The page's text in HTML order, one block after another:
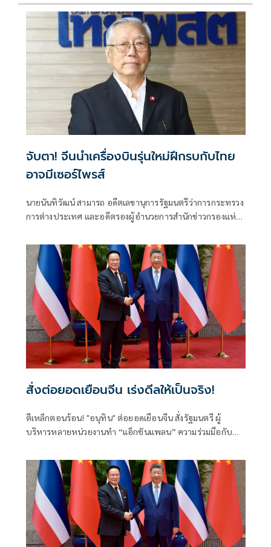
จับตา! จีนนำเครื่องบินรุ่นใหม่ฝึกรบกับไทย
อาจมีเซอร์ไพรส์
นายนันทิวัฒน์ สามารถ อดีตเลขานุการรัฐมนตรีว่าการกระทรวง
การต่างประเทศ และอดีตรองผู้อำนวยการสำนักข่าวกรองแห่ง
สั่งต่อยอดเยือนจีน เร่งดีลให้เป็นจริง!
ตีเหล็กตอนร้อน! "อนุทิน" ต่อยอดเยือนจีน สั่งรัฐมนตรี ผู้
บริหารหลายหน่วยงานทำ “แอ็กชันแพลน” ความร่วมมือกับ
การปราบปรามอาชญากรรมข้ามชาติ การท่องเที่ยว เทคโนโลยี
แห่งอนาคตทั้งเอไอและอีวี ชูวิศวกรการเมืองฝ่าวิกฤตโลกไร้
ระเบียบ ลุยปฏิรูปราชการ-สร้างคน ดันเศรษฐกิจกระจายตัว
ระดมพลังคนไทยยกกำลังประเทศ